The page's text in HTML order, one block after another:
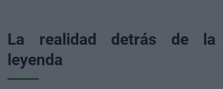
La realidad detrás de la
leyenda